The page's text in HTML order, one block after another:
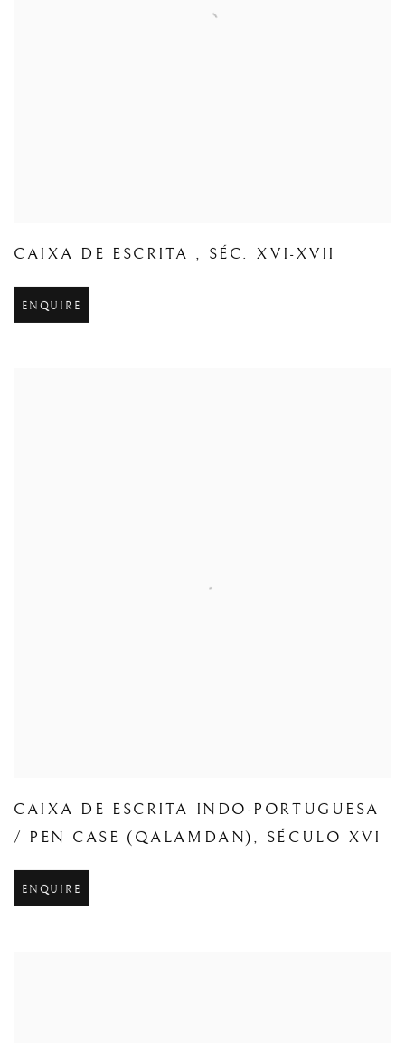
CAIXA DE ESCRITA , SÉC. XVI-XVII
ENQUIRE
CAIXA DE ESCRITA INDO-PORTUGUESA
/ PEN CASE (QALAMDAN) , SÉCULO XVI
ENQUIRE